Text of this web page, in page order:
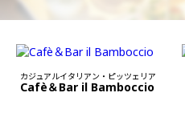
カジュアルイタリアン・ピッツェリア
Cafè＆Bar il Bamboccio